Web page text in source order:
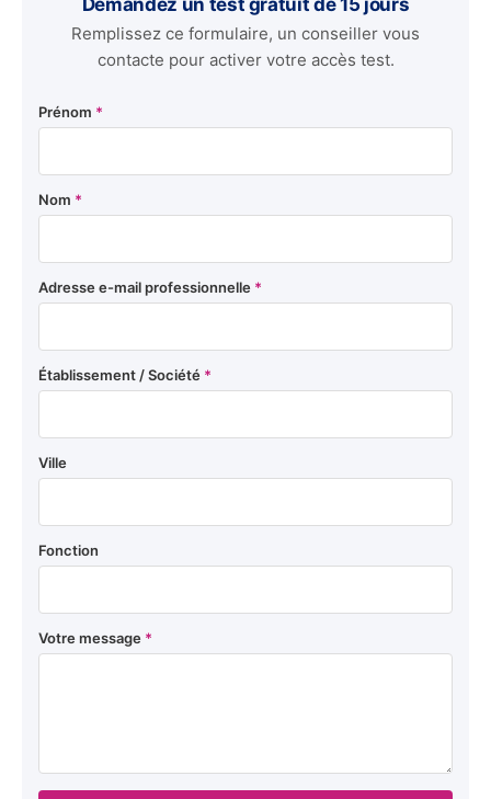
Remplissez ce formulaire, un conseiller vous
contacte pour activer votre accès test.
Prénom *
Nom *
Adresse e-mail professionnelle *
Établissement / Société *
Ville
Fonction
Votre message *